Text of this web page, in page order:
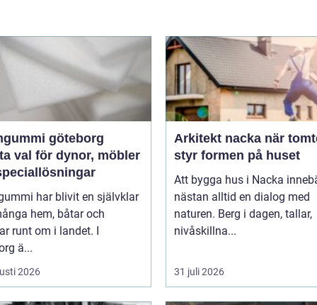
göteborg
val för dynor, möbler
har blivit en självklar
hem, båtar och
runt om i landet. I
ä...
2026
Arkitekt nacka när tomten
styr formen på huset
Att bygga hus i Nacka
nästan alltid en dialog med
naturen. Berg i dagen, tallar,
nivåskillna...
31 juli 2026